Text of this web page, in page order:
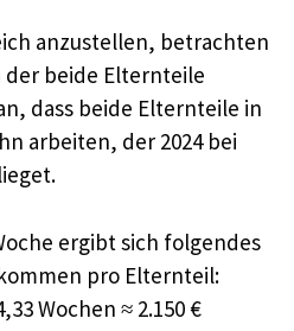
anzustellen, betrachten
der beide Elternteile
dass beide Elternteile in
arbeiten, der 2024 bei
ergibt sich folgendes
pro Elternteil:
Wochen ≈ 2.150 €